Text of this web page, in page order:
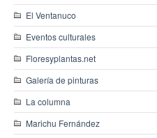
El Ventanuco
Eventos culturales
Floresyplantas.net
Galería de pinturas
La columna
Marichu Fernández